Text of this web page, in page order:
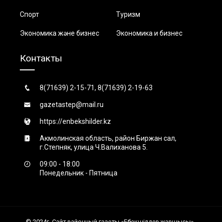
Спорт Туризм
Экономика және бизнес Экономика и бизнес
Контакты
8(71639) 2-15-71, 8(71639) 2-19-63
gazetastep@mail.ru
https://enbekshilder.kz
Акмолинская область, район Биржан сал,
г.Степняк, улица Ч.Валиханова 5.
09:00 - 18:00
Понедельник - Пятница